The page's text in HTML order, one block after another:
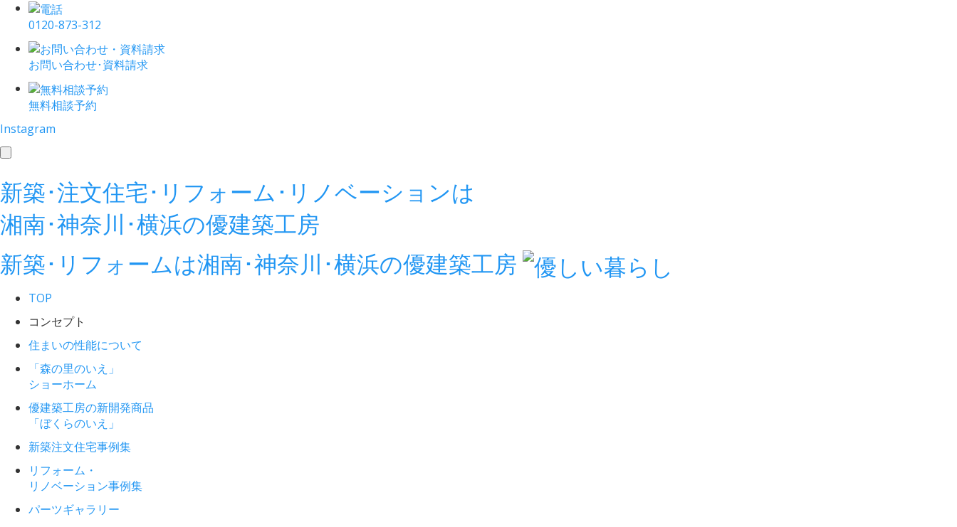
0120-873-312
お問い合わせ･資料請求
無料相談予約
Instagram
toggle
新築･注文住宅･リフォーム･リノベーションは
湘南･神奈川･横浜の優建築工房
新築･リフォームは湘南･神奈川･横浜の優建築工房
TOP
コンセプト
住まいの性能について
「森の里のいえ」
ショーホーム
優建築工房の新開発商品
「ぼくらのいえ」
新築注文住宅事例集
リフォーム・
リノベーション事例集
パーツギャラリー